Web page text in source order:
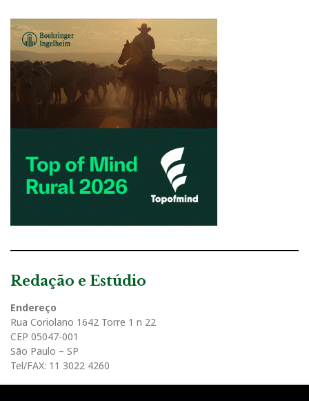
Redação e Estúdio
Endereço
Rua Coriolano 1642 Torre 1 n 22
CEP 05047-001
São Paulo – SP
Tel/FAX: 11 3022 4260